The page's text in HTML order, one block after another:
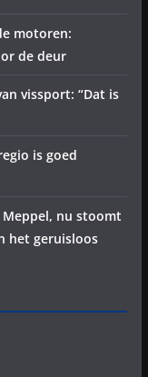
motoren:
de deur
vissport: “Dat is
is goed
Meppel, nu stoomt
het geruisloos